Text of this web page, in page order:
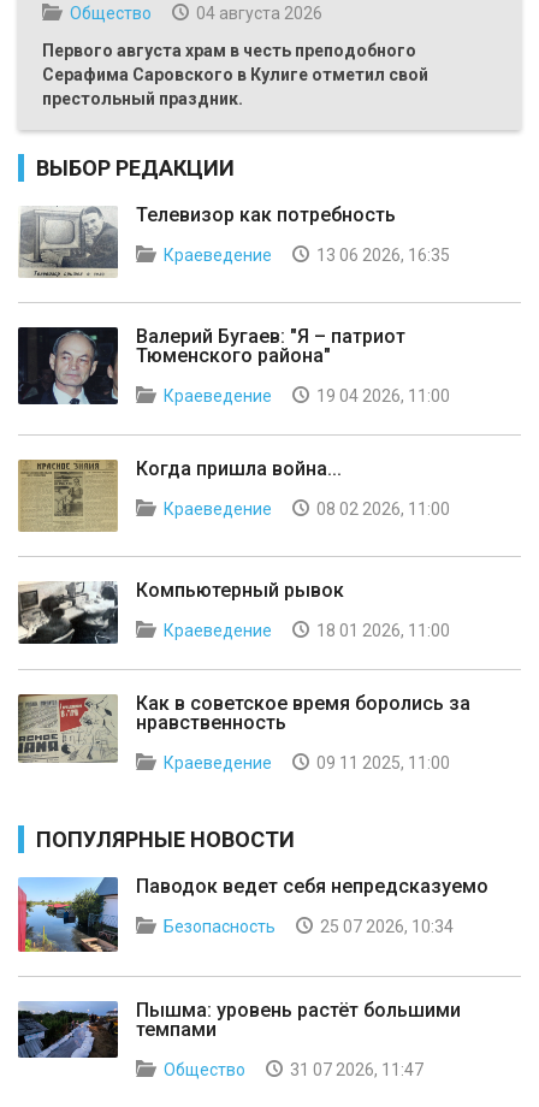
Общество
04 августа 2026
Первого августа храм в честь преподобного
Серафима Саровского в Кулиге отметил свой
престольный праздник.
ВЫБОР РЕДАКЦИИ
Телевизор как потребность
Краеведение 13 06 2026, 16:35
Валерий Бугаев: "Я – патриот
Тюменского района"
Краеведение 19 04 2026, 11:00
Когда пришла война...
Краеведение 08 02 2026, 11:00
Компьютерный рывок
Краеведение 18 01 2026, 11:00
Как в советское время боролись за
нравственность
Краеведение 09 11 2025, 11:00
ПОПУЛЯРНЫЕ НОВОСТИ
Паводок ведет себя непредсказуемо
Безопасность 25 07 2026, 10:34
Пышма: уровень растёт большими
темпами
Общество 31 07 2026, 11:47